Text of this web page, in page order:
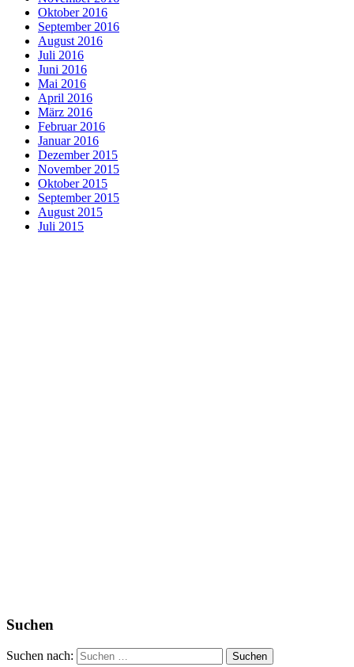
Oktober 2016
September 2016
August 2016
Juli 2016
Juni 2016
Mai 2016
April 2016
März 2016
Februar 2016
Januar 2016
Dezember 2015
November 2015
Oktober 2015
September 2015
August 2015
Juli 2015
Suchen
Suchen nach: